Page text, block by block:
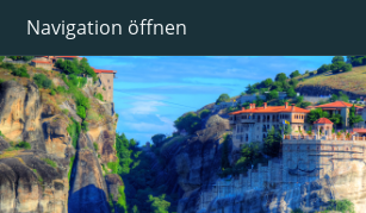
Navigation öffnen